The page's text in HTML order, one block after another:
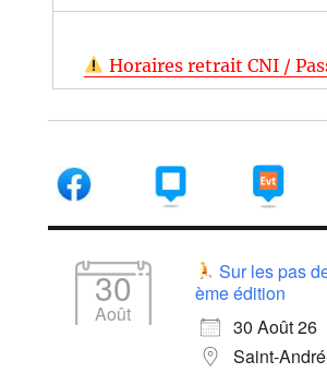
Horaires retrait CNI /
30
Août
Sur les pas
ème édition
30 Août 26
Saint-